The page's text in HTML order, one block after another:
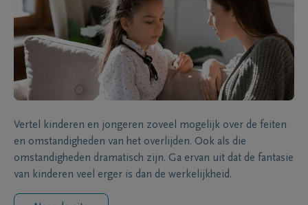
Vertel kinderen en jongeren zoveel mogelijk over de feiten
en omstandigheden van het overlijden. Ook als die
omstandigheden dramatisch zijn. Ga ervan uit dat de fantasie
van kinderen veel erger is dan de werkelijkheid.